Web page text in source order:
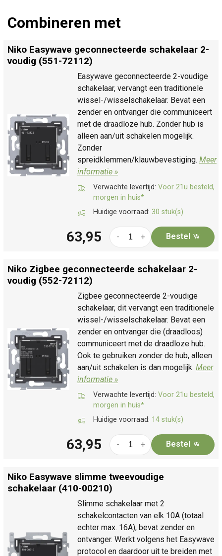
Combineren met
Niko Easywave geconnecteerde schakelaar 2-
voudig (551-72112)
Easywave geconnecteerde 2-voudige
schakelaar, vervangt een traditionele
wissel-/wisselschakelaar. Bevat een
zender en ontvanger die communiceert
met de draadloze hub. Zonder hub is
alleen aan/uit schakelen mogelijk.
Zonder
spreidklemmen/klauwbevestiging. Meer
informatie »
Verwachte levertijd: Voor 21u besteld,
morgen in huis*
Huidige voorraad: 30 stuk(s)
63,95 +
- Bestel
Niko Zigbee geconnecteerde schakelaar 2-
voudig (552-72112)
Zigbee geconnecteerde 2-voudige
schakelaar, dit vervangt een traditionele
wissel-/wisselschakelaar. Bevat een
zender en ontvanger die (draadloos)
communiceert met de draadloze hub.
Ook te gebruiken zonder de hub, alleen
aan/uit schakelen is dan mogelijk. Meer
informatie »
Verwachte levertijd: Voor 21u besteld,
morgen in huis*
Huidige voorraad: 14 stuk(s)
63,95 +
- Bestel
Niko Easywave slimme tweevoudige
schakelaar (410-00210)
Slimme schakelaar met 2
schakelcontacten van elk 10A (totaal
echter max. 16A), bevat zender en
ontvanger. Werkt volgens het Easywave
protocol en daardoor uit te breiden met